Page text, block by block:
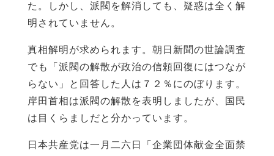
た。しかし、派閥を解消しても、疑惑は全く解
明されていません。
真相解明が求められます。朝日新聞の世論調査
でも「派閥の解散が政治の信頼回復にはつなが
らない」と回答した人は７２％にのぼります。
岸田首相は派閥の解散を表明しましたが、国民
は目くらましだと分かっています。
日本共産党は一月二六日「企業団体献金全面禁